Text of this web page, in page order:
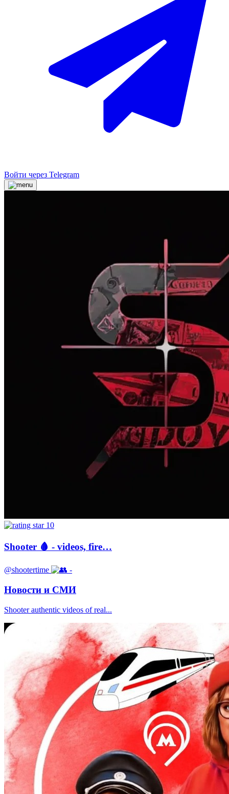
Войти через Telegram
10
Shooter 🩸 - videos, fire…
@shootertime -
Новости и СМИ
Shooter authentic videos of real...